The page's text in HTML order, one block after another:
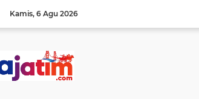
Kamis 6 Agu 2026